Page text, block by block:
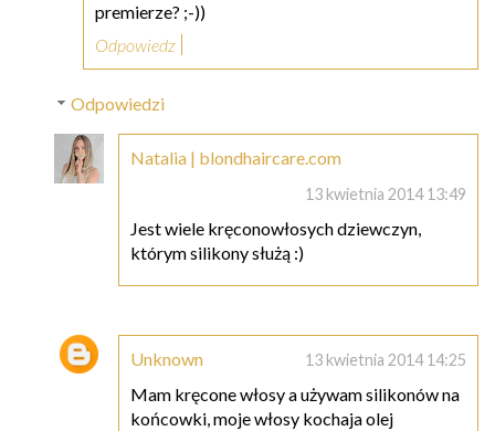
premierze? ;-))
Odpowiedz
Odpowiedzi
Natalia | blondhaircare.com
13 kwietnia 2014 13:49
Jest wiele kręconowłosych dziewczyn,
którym silikony służą :)
Unknown 13 kwietnia 2014 14:25
Mam kręcone włosy a używam silikonów na
końcowki, moje włosy kochaja olej